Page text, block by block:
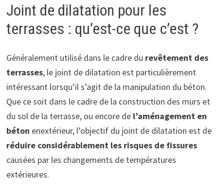
Joint de dilatation pour les
terrasses : qu’est-ce que c’est ?
Généralement utilisé dans le cadre du revêtement des
terrasses, le joint de dilatation est particulièrement
intéressant lorsqu’il s’agit de la manipulation du béton.
Que ce soit dans le cadre de la construction des murs et
du sol de la terrasse, ou encore de l’aménagement en
béton enextérieur, l’objectif du joint de dilatation est de
réduire considérablement les risques de fissures
causées par les changements de températures
extérieures.